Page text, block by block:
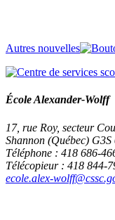
Autres nouvelles
École Alexander-Wolff
17, rue Roy, secteur
Shannon (Québec) G3S
Téléphone : 418 686-
Télécopieur : 418 844-
ecole.alex-